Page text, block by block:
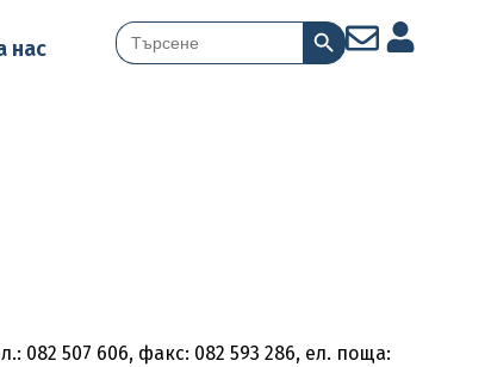
нас
Search
for:
Search Button
082 507 606, факс: 082 593 286, ел. поща: